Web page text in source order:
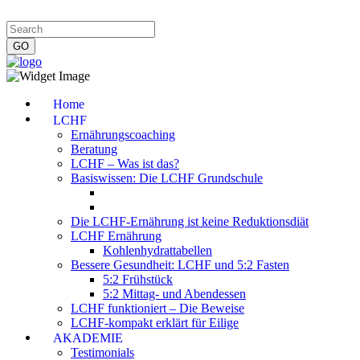
Home
LCHF
Ernährungscoaching
Beratung
LCHF – Was ist das?
Basiswissen: Die LCHF Grundschule
Die LCHF-Ernährung ist keine Reduktionsdiät
LCHF Ernährung
Kohlenhydrattabellen
Bessere Gesundheit: LCHF und 5:2 Fasten
5:2 Frühstück
5:2 Mittag- und Abendessen
LCHF funktioniert – Die Beweise
LCHF-kompakt erklärt für Eilige
AKADEMIE
Testimonials